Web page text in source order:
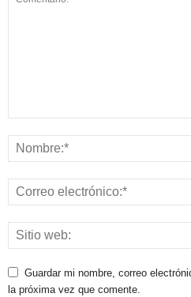
Guardar mi nombre, correo
la próxima vez que comente.